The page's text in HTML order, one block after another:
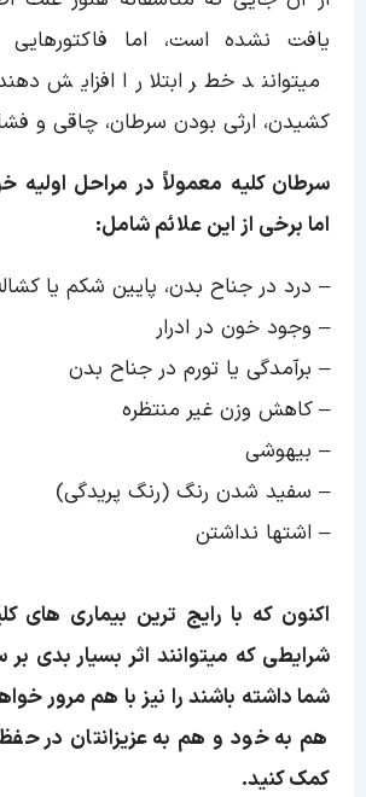
یافت نشده است، اما فاکتورهایی
میتوانند خطر ابتلا را افزایش
کشیدن، ارثی بودن سرطان، چاقی و
سرطان کلیه معمولاً در مراحل اولیه
اما برخی از این علائم شامل:
– درد در جناح بدن، پایین شکم یا
– وجود خون در ادرار
– برآمدگی یا تورم در جناح بدن
– کاهش وزن غیر منتظره
– بیهوشی
– سفید شدن رنگ (رنگ پریدگی)
– اشتها نداشتن
اکنون که با رایج ترین بیماری های
شرایطی که میتوانند اثر بسیار بدی
شما داشته باشند را نیز با هم مرور
هم به خود و هم به عزیزانتان در
کمک کنید.